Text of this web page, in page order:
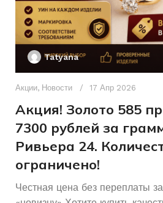
Tatyana
Акции, Новости 17 Апр 2026
Акция! Золото 585
7300 рублей за
Ривьера 24.
ограничено!
Честная цена без переплаты